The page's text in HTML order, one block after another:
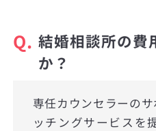
Q. 結婚相談所の費
か？
専任カウンセラーの
ッチングサービスを